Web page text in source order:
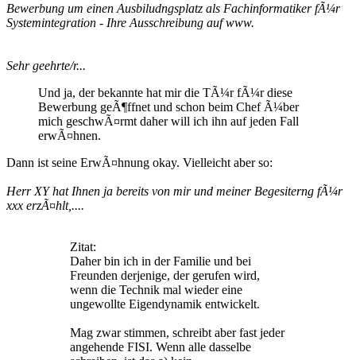
Bewerbung um einen Ausbiludngsplatz als Fachinformatiker fÃ¼r
Systemintegration - Ihre Ausschreibung auf www.
Sehr geehrte/r...
Und ja, der bekannte hat mir die TÃ¼r fÃ¼r diese
Bewerbung geÃ¶ffnet und schon beim Chef Ã¼ber
mich geschwÃ¤rmt daher will ich ihn auf jeden Fall
erwÃ¤hnen.
Dann ist seine ErwÃ¤hnung okay. Vielleicht aber so:
Herr XY hat Ihnen ja bereits von mir und meiner Begesiterng fÃ¼r
xxx erzÃ¤hlt,....
Zitat:
Daher bin ich in der Familie und bei
Freunden derjenige, der gerufen wird,
wenn die Technik mal wieder eine
ungewollte Eigendynamik entwickelt.
Mag zwar stimmen, schreibt aber fast jeder
angehende FISI. Wenn alle dasselbe